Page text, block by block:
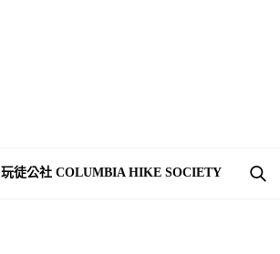
玩徒公社 COLUMBIA HIKE SOCIETY